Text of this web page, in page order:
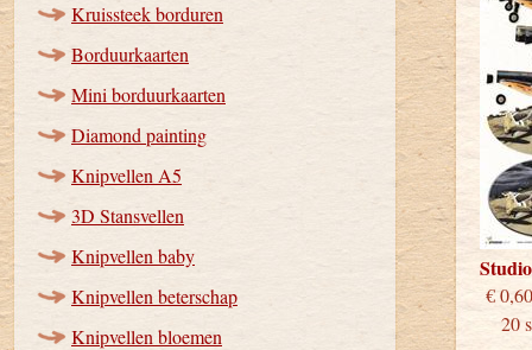
Kruissteek borduren
Borduurkaarten
Mini borduurkaarten
Diamond painting
Knipvellen A5
3D Stansvellen
Knipvellen baby
Knipvellen beterschap
Knipvellen bloemen
20